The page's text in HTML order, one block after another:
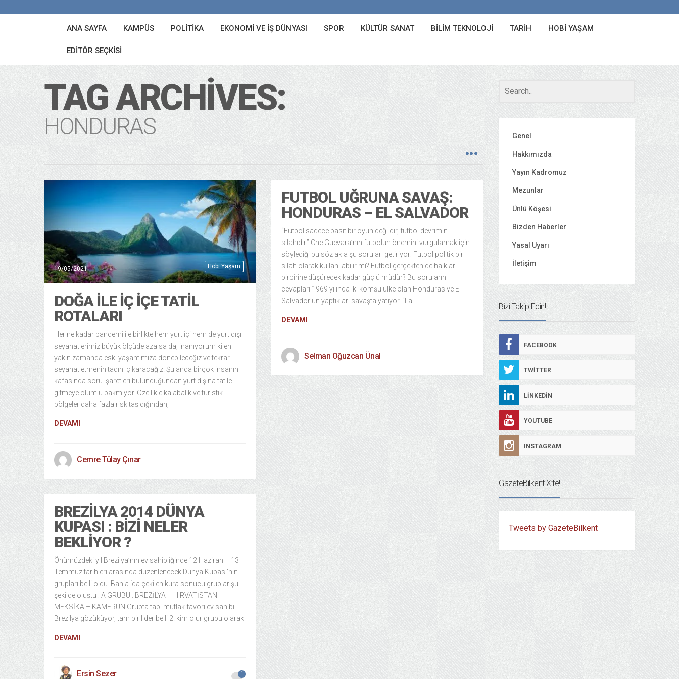
ANA SAYFA KAMPÜS POLITIKA EKONOMI VE İŞ DÜNYASI SPOR KÜLTÜR SANAT BILIM TEKNOLOJI TARIH HOBI YAŞAM
EDITÖR SEÇKISI
TAG ARCHIVES:
HONDURAS
Hobi Yaşam
19/05/2021
DOĞA İLE İÇ İÇE TATİL
ROTALARI
Her ne kadar pandemi ile birlikte hem yurt içi hem de yurt dışı
seyahatlerimiz büyük ölçüde azalsa da, inanıyorum ki en
yakın zamanda eski yaşantımıza dönebileceğiz ve tekrar
seyahat etmenin tadını çıkaracağız! Şu anda birçok insanın
kafasında soru işaretleri bulunduğundan yurt dışına tatile
gitmeye olumlu bakmıyor. Özellikle kalabalık ve turistik
bölgeler daha fazla risk taşıdığından,
DEVAMI
Cemre Tülay Çınar
FUTBOL UĞRUNA SAVAŞ:
HONDURAS – EL SALVADOR
“Futbol sadece basit bir oyun değildir, futbol devrimin
silahıdır.” Che Guevara’nın futbolun önemini vurgulamak için
söylediği bu söz akla şu soruları getiriyor: Futbol politik bir
silah olarak kullanılabilir mi? Futbol gerçekten de halkları
birbirine düşürecek kadar güçlü müdür? Bu soruların
cevapları 1969 yılında iki komşu ülke olan Honduras ve El
Salvador’un yaptıkları savaşta yatıyor. “La
DEVAMI
Selman Oğuzcan Ünal
BREZILYA 2014 DÜNYA
KUPASI : BIZI NELER
BEKLIYOR ?
Önümüzdeki yıl Brezilya’nın ev sahipliğinde 12 Haziran – 13
Temmuz tarihleri arasında düzenlenecek Dünya Kupası’nın
grupları belli oldu. Bahia ‘da çekilen kura sonucu gruplar şu
şekilde oluştu : A GRUBU : BREZİLYA – HIRVATİSTAN –
MEKSİKA – KAMERUN Grupta tabi mutlak favori ev sahibi
Brezilya gözüküyor, tam bir lider belli 2. kim olur grubu olarak
DEVAMI
Ersin Sezer 1
Genel
Hakkımızda
Yayın Kadromuz
Mezunlar
Ünlü Köşesi
Bizden Haberler
Yasal Uyarı
İletişim
Bizi Takip Edin!
FACEBOOK
TWITTER
LINKEDIN
YOUTUBE
INSTAGRAM
GazeteBilkent X’te!
Tweets by GazeteBilkent